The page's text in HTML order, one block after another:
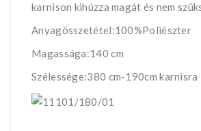
karnison kihúzza magát és nem
Anyagösszetétel:100%Poliészter
Magassága:140 cm
Szélessége:380 cm-190cm karnisra